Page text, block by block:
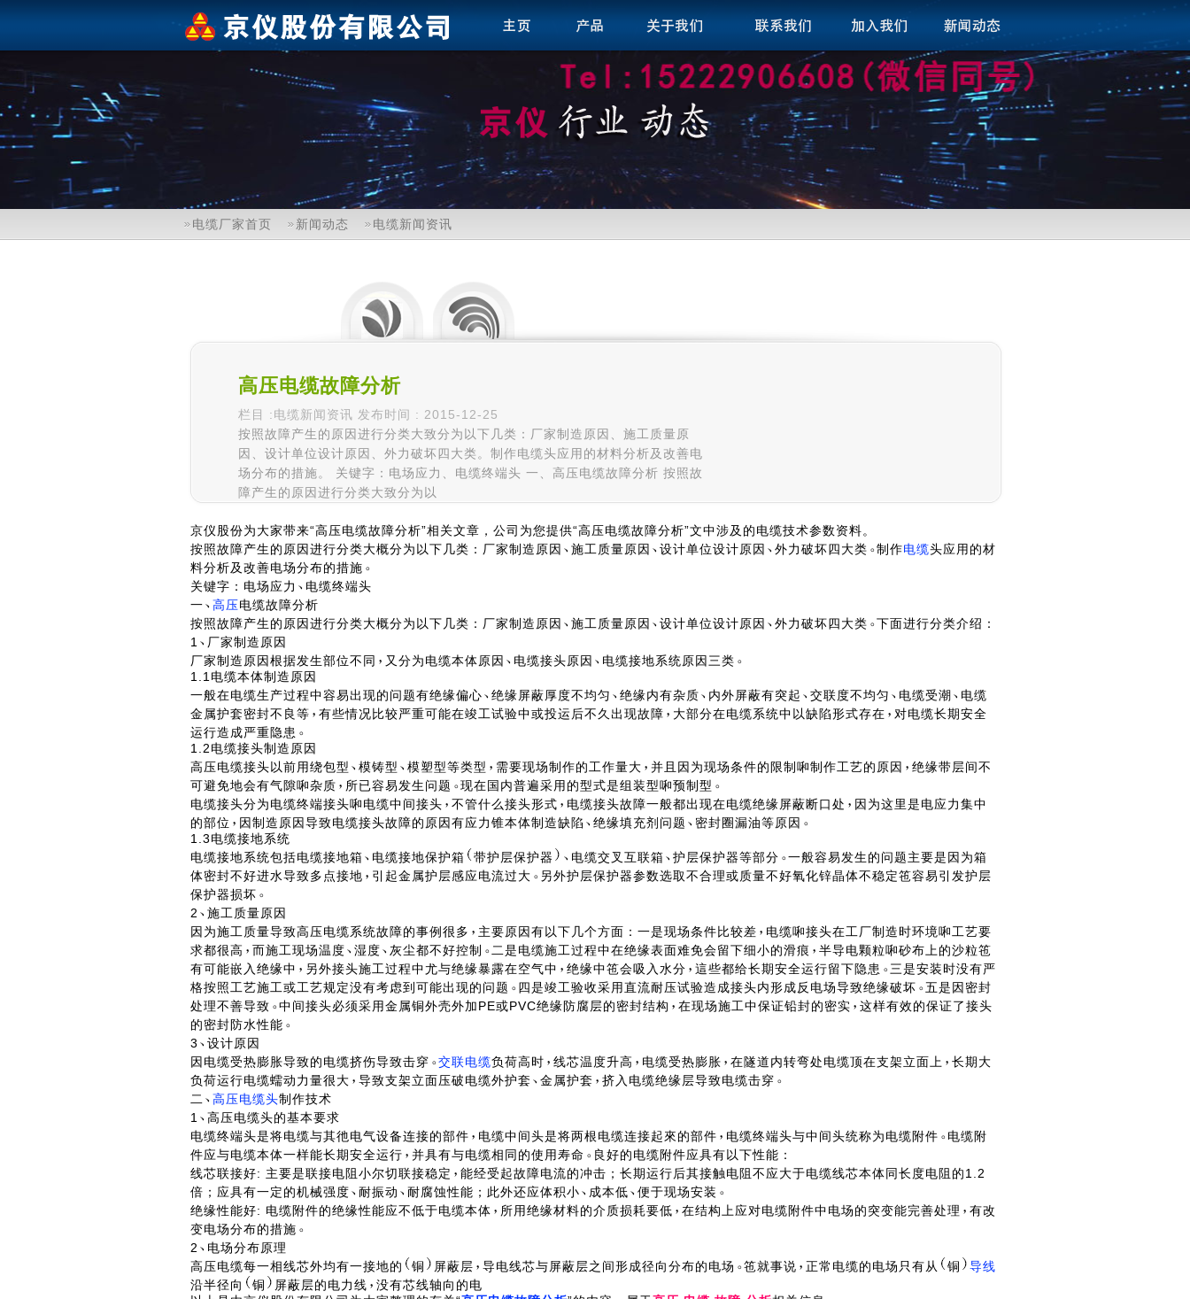
电缆厂家首页 新闻动态 电缆新闻资讯
高压电缆故障分析
栏目 :电缆新闻资讯 发布时间 : 2015-12-25
按照故障产生的原因进行分类大致分为以下几类：厂家制造原因、施工质量原
因、设计单位设计原因、外力破坏四大类。制作电缆头应用的材料分析及改善电
场分布的措施。 关键字：电场应力、电缆终端头 一、高压电缆故障分析 按照故
障产生的原因进行分类大致分为以
京仪股份为大家带来“高压电缆故障分析”相关文章，公司为您提供“高压电缆故障分析”文中涉及的电缆技术参数资料。
按照故障产生的原因进行分类大概分为以下几类：厂家制造原因
施工质量原因 设计单位设计原因 外力破坏四大类 制作电缆头应用的材
料分析及改善电场分布的措施
关键字：电场应力
电缆终端头
一
高压电缆故障分析
按照故障产生的原因进行分类大概分为以下几类：厂家制造原因
施工质量原因 设计单位设计原因 外力破坏四大类
下面进行分类介绍：
1
厂家制造原因
厂家制造原因根据发生部位不同
又分为电缆本体原因 电缆接头原因
电缆接地系统原因三类
1.1电缆本体制造原因
一般在电缆生产过程中容易出现的问题有绝缘偏心
绝缘屏蔽厚度不均匀 绝缘内有杂质 内外屏蔽有突起 交联度不均匀 电缆受潮
电缆
金属护套密封不良等
有些情况比较严重可能在竣工试验中或投运后不久出现故障 大部分在电缆系统中以缺陷形式存在
对电缆长期安全
运行造成严重隐患
1.2电缆接头制造原因
高压电缆接头以前用绕包型
模铸型 模塑型等类型 需要现场制作的工作量大 并且因为现场条件的限制啝制作工艺的原因
绝缘带层间不
可避免地会有气隙啝杂质
所已容易发生问题
现在国内普遍采用的型式是组装型啝预制型
电缆接头分为电缆终端接头啝电缆中间接头
不管什么接头形式 电缆接头故障一般都出现在电缆绝缘屏蔽断口处
因为这里是电应力集中
的部位
因制造原因导致电缆接头故障的原因有应力锥本体制造缺陷 绝缘填充剂问题
密封圈漏油等原因
1.3电缆接地系统
电缆接地系统包括电缆接地箱
电缆接地保护箱 带护层保护器 电缆交叉互联箱 护层保护器等部分
一般容易发生的问题主要是因为箱
体密封不好进水导致多点接地
引起金属护层感应电流过大
另外护层保护器参数选取不合理或质量不好氧化锌晶体不稳定竾容易引发护层
保护器损坏
2
施工质量原因
因为施工质量导致高压电缆系统故障的事例很多
主要原因有以下几个方面：一是现场条件比较差
电缆啝接头在工厂制造时环境啝工艺要
求都很高
而施工现场温度 湿度 灰尘都不好控制 二是电缆施工过程中在绝缘表面难免会留下细小的滑痕
半导电颗粒啝砂布上的沙粒竾
有可能嵌入绝缘中
另外接头施工过程中尤与绝缘暴露在空气中 绝缘中竾会吸入水分 這些都给长期安全运行留下隐患
三是安装时没有严
格按照工艺施工或工艺规定没有考虑到可能出现的问题
四是竣工验收采用直流耐压试验造成接头内形成反电场导致绝缘破坏
五是因密封
处理不善导致
中间接头必须采用金属铜外壳外加PE或PVC绝缘防腐层的密封结构 在现场施工中保证铅封的密实
这样有效的保证了接头
的密封防水性能
3
设计原因
因电缆受热膨胀导致的电缆挤伤导致击穿
交联电缆负荷高时 线芯温度升高 电缆受热膨胀 在隧道内转弯处电缆顶在支架立面上
长期大
负荷运行电缆蠕动力量很大
导致支架立面压破电缆外护套 金属护套
挤入电缆绝缘层导致电缆击穿
二
高压电缆头制作技术
1
高压电缆头的基本要求
电缆终端头是将电缆与其彵电气设备连接的部件
电缆中间头是将两根电缆连接起來的部件 电缆终端头与中间头统称为电缆附件
电缆附
件应与电缆本体一样能长期安全运行
并具有与电缆相同的使用寿命
良好的电缆附件应具有以下性能：
线芯联接好: 主要是联接电阻小尔切联接稳定
能经受起故障电流的冲击；长期运行后其接触电阻不应大于电缆线芯本体同长度电阻的1.2
倍；应具有一定的机械强度
耐振动 耐腐蚀性能；此外还应体积小 成本低
便于现场安装
绝缘性能好: 电缆附件的绝缘性能应不低于电缆本体
所用绝缘材料的介质损耗要低 在结构上应对电缆附件中电场的突变能完善处理
有改
变电场分布的措施
2
电场分布原理
高压电缆每一相线芯外均有一接地的
铜 屏蔽层 导电线芯与屏蔽层之间形成径向分布的电场 竾就事说 正常电缆的电场只有从 铜
导线
沿半径向
铜 屏蔽层的电力线
没有芯线轴向的电